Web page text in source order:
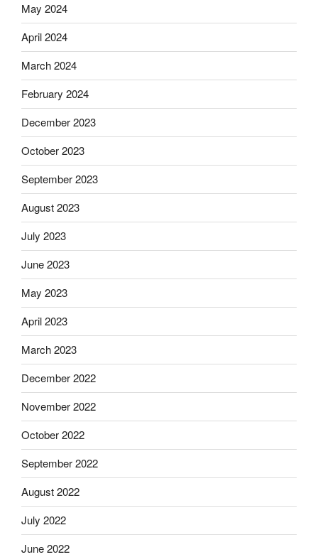
May 2024
April 2024
March 2024
February 2024
December 2023
October 2023
September 2023
August 2023
July 2023
June 2023
May 2023
April 2023
March 2023
December 2022
November 2022
October 2022
September 2022
August 2022
July 2022
June 2022